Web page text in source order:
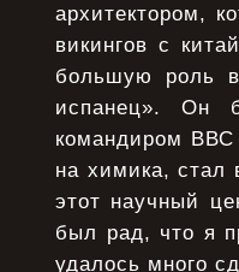
архитектором,
викингов с
большую роль в
испанец». Он
командиром
на химика, стал
этот научный
был рад, что я
удалось много